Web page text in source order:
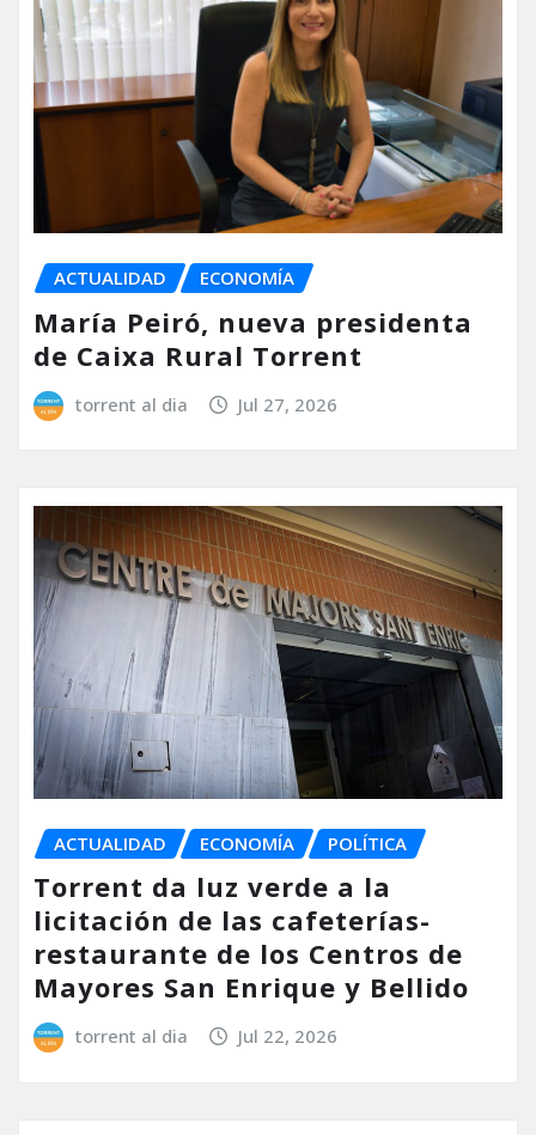
ACTUALIDAD ECONOMÍA
María Peiró, nueva presidenta
de Caixa Rural Torrent
torrent al dia Jul 27, 2026
ACTUALIDAD ECONOMÍA POLÍTICA
Torrent da luz verde a la
licitación de las cafeterías-
restaurante de los Centros de
Mayores San Enrique y Bellido
torrent al dia Jul 22, 2026